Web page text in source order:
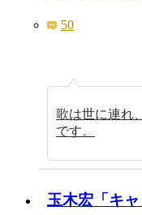
50
歌は世に連れ
です。
玉木宏「キ